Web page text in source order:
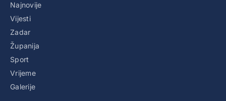
Najnovije
Vijesti
Zadar
Županija
Sport
Vrijeme
Galerije